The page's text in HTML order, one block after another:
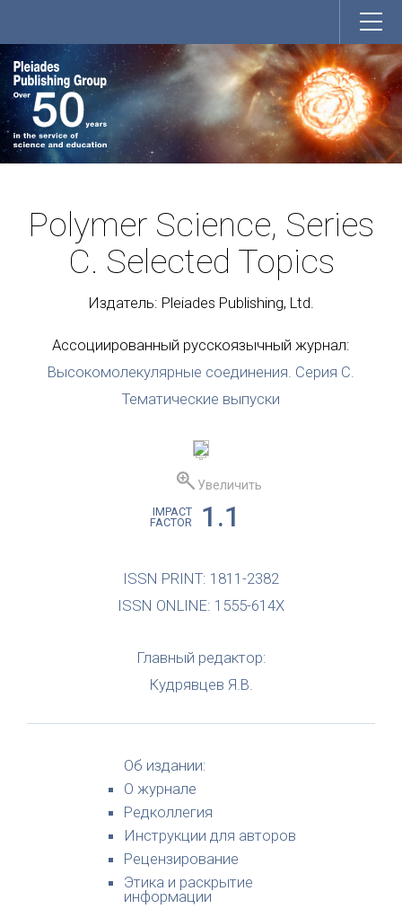
Polymer Science, Series
C. Selected Topics
Издатель: Pleiades Publishing, Ltd.
Ассоциированный русскоязычный журнал:
Высокомолекулярные соединения. Серия С.
Тематические выпуски
Увеличить
IMPACT
FACTOR
1.1
ISSN PRINT: 1811-2382
ISSN ONLINE: 1555-614X
Главный редактор:
Кудрявцев Я.В.
Об издании:
О журнале
Редколлегия
Инструкции для авторов
Рецензирование
Этика и раскрытие
информации